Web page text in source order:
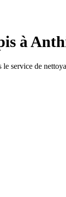
à
le service de